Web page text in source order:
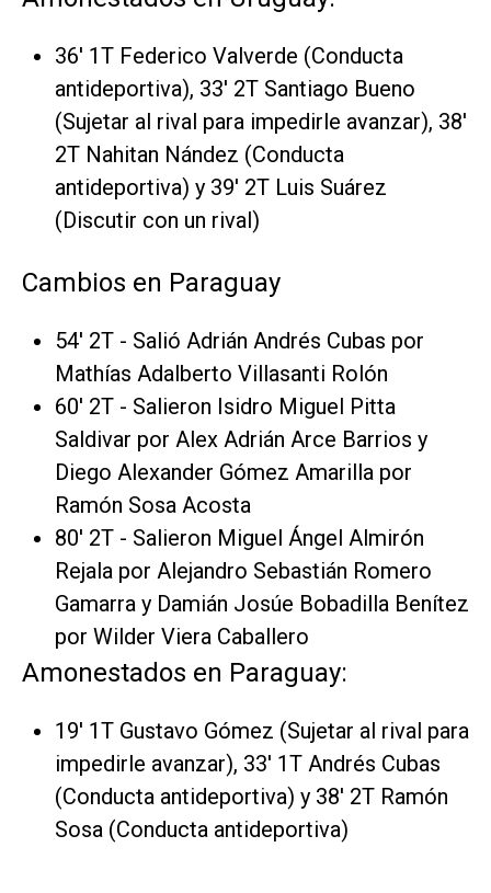
36' 1T Federico Valverde (Conducta
antideportiva), 33' 2T Santiago Bueno
(Sujetar al rival para impedirle avanzar), 38'
2T Nahitan Nández (Conducta
antideportiva) y 39' 2T Luis Suárez
(Discutir con un rival)
Cambios en Paraguay
54' 2T - Salió Adrián Andrés Cubas por
Mathías Adalberto Villasanti Rolón
60' 2T - Salieron Isidro Miguel Pitta
Saldivar por Alex Adrián Arce Barrios y
Diego Alexander Gómez Amarilla por
Ramón Sosa Acosta
80' 2T - Salieron Miguel Ángel Almirón
Rejala por Alejandro Sebastián Romero
Gamarra y Damián Josúe Bobadilla Benítez
por Wilder Viera Caballero
Amonestados en Paraguay:
19' 1T Gustavo Gómez (Sujetar al rival para
impedirle avanzar), 33' 1T Andrés Cubas
(Conducta antideportiva) y 38' 2T Ramón
Sosa (Conducta antideportiva)